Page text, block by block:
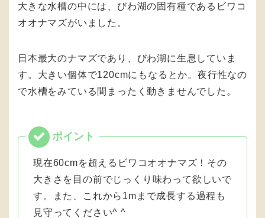
大きな水槽の中には、びわ湖の固有種であるビワコ
オオナマズがいました。
日本最大のナマズであり、びわ湖に生息していま
す。大きい個体で120cmにもなるとか。夜行性なの
で水槽をみている間まったく動きませんでした。
現在60cmを超えるビワコオオナマズ！その
大きさを目の前でじっくり味わって欲しいで
す。また、これから1mまで成長する過程も
見守ってください^ ^